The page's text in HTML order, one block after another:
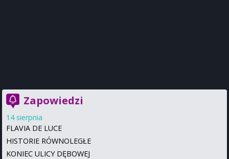
Zapowiedzi
14 sierpnia
FLAVIA DE LUCE
HISTORIE RÓWNOLEGŁE
KONIEC ULICY DĘBOWEJ